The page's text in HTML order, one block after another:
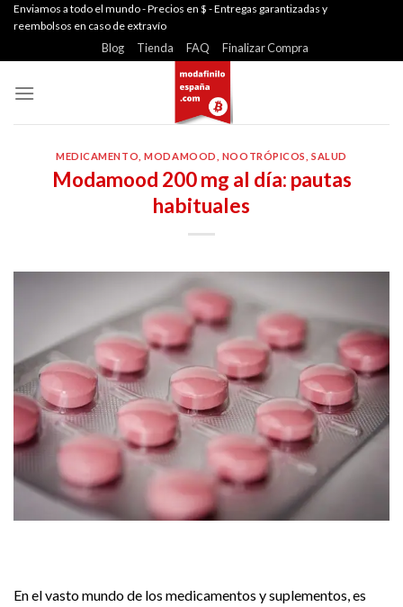
SkipEnviamos a todo el mundo - Precios en $ - Entregas garantizadas y
reembolsos en caso de extravío
Blog Tienda FAQ Finalizar Compra
MEDICAMENTO ,MODAMOOD NOOTRÓPICOS ,SALUD
Modamood 200 mg al día: pautas
habituales
En el vasto mundo de los medicamentos y suplementos, es